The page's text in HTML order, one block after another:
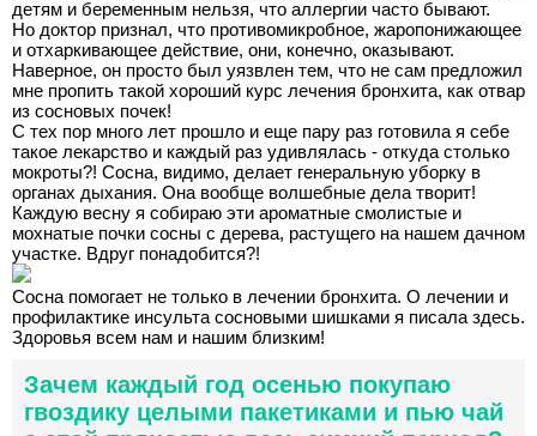
детям и беременным нельзя, что аллергии часто бывают.
Но доктор признал, что противомикробное, жаропонижающее
и отхаркивающее действие, они, конечно, оказывают.
Наверное, он просто был уязвлен тем, что не сам предложил
мне пропить такой хороший курс лечения бронхита, как отвар
из сосновых почек!
С тех пор много лет прошло и еще пару раз готовила я себе
такое лекарство и каждый раз удивлялась - откуда столько
мокроты?! Сосна, видимо, делает генеральную уборку в
органах дыхания. Она вообще волшебные дела творит!
Каждую весну я собираю эти ароматные смолистые и
мохнатые почки сосны с дерева, растущего на нашем дачном
участке. Вдруг понадобится?!
Сосна помогает не только в лечении бронхита. О лечении и
профилактике инсульта сосновыми шишками я писала здесь.
Здоровья всем нам и нашим близким!
Зачем каждый год осенью покупаю
гвоздику целыми пакетиками и пью чай